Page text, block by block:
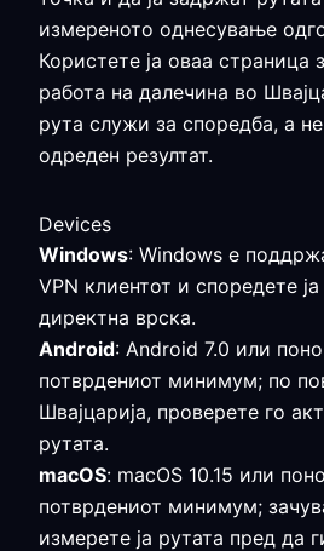
измереното однесување
Користете ја оваа страница
работа на далечина во
рута служи за споредба, а
одреден резултат.
Devices
Windows: Windows е
VPN клиентот и споредете
директна врска.
Android: Android 7.0 или
потврдениот минимум; по
Швајцарија, проверете го
рутата.
macOS: macOS 10.15 или
потврдениот минимум;
измерете ја рутата пред да